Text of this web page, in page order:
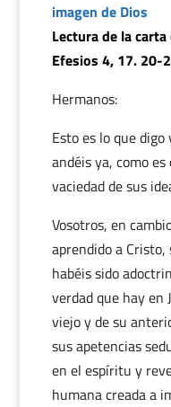
imagen de Dios
Lectura de la
Efesios 4, 17. 20-
Hermanos:
Esto es lo que
andéis ya, como
vaciedad de sus
Vosotros, en
aprendido a Cristo,
habéis sido
verdad que hay en
viejo y de su
sus apetencias
en el espíritu y
humana creada a